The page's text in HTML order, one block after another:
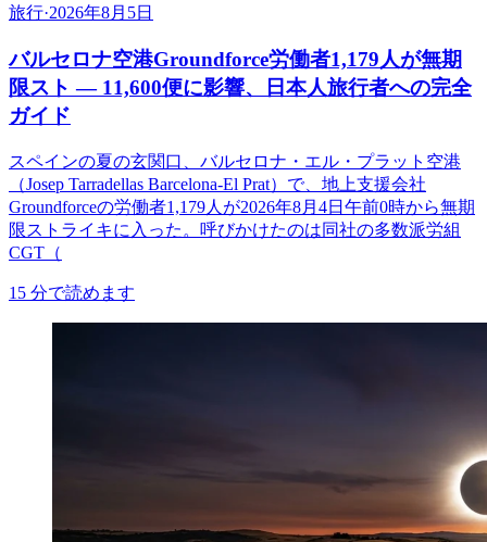
旅行·2026年8月5日
バルセロナ空港Groundforce労働者1,179人が無期
限スト ― 11,600便に影響、日本人旅行者への完全
ガイド
スペインの夏の玄関口、バルセロナ・エル・プラット空港
（Josep Tarradellas Barcelona-El Prat）で、地上支援会社
Groundforceの労働者1,179人が2026年8月4日午前0時から無期
限ストライキに入った。呼びかけたのは同社の多数派労組
CGT（
15 分で読めます